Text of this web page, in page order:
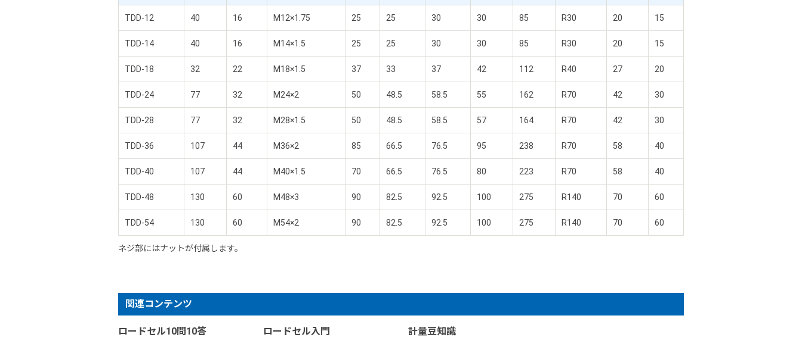
TDD-12 40 16 M12×1.75 25 25 30 30 85 R30 20 15
TDD-14 40 16 M14×1.5 25 25 30 30 85 R30 20 15
TDD-18 32 22 M18×1.5 37 33 37 42 112 R40 27 20
TDD-24 77 32 M24×2 50 48.5 58.5 55 162 R70 42 30
TDD-28 77 32 M28×1.5 50 48.5 58.5 57 164 R70 42 30
TDD-36 107 44 M36×2 85 66.5 76.5 95 238 R70 58 40
TDD-40 107 44 M40×1.5 70 66.5 76.5 80 223 R70 58 40
TDD-48 130 60 M48×3 90 82.5 92.5 100 275 R140 70 60
TDD-54 130 60 M54×2 90 82.5 92.5 100 275 R140 70 60
ネジ部にはナットが付属します。
関連コンテンツ
ロードセル10問10答 ロードセル入門 計量豆知識